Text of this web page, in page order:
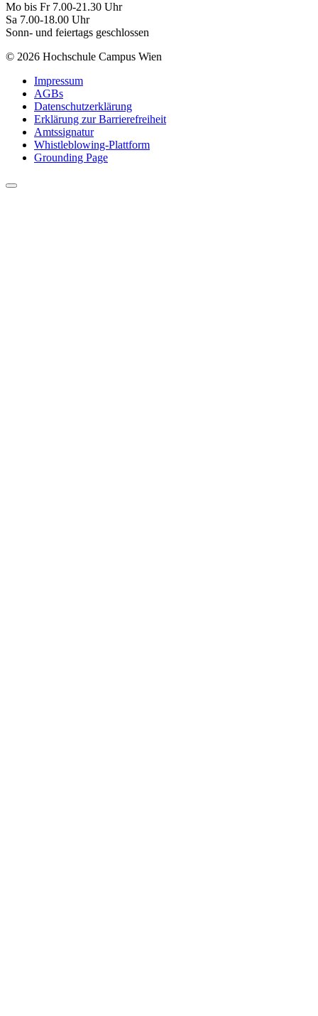
Mo bis Fr 7.00-21.30 Uhr
Sa 7.00-18.00 Uhr
Sonn- und feiertags geschlossen
© 2026 Hochschule Campus Wien
Impressum
AGBs
Datenschutzerklärung
Erklärung zur Barrierefreiheit
Amtssignatur
Whistleblowing-Plattform
Grounding Page